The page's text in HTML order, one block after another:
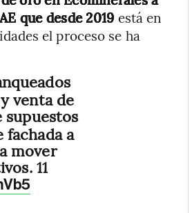
que desde 2019 está en
el proceso se ha
venta de
a
mover
11